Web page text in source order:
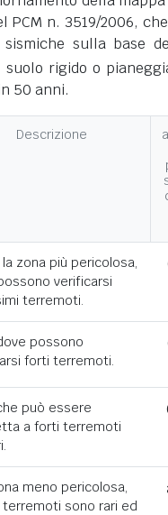
PCM n. 3519/2006,
sulla base
suolo rigido o
50 anni.
Descrizione
la zona più pericolosa,
verificarsi
terremoti.
possono
forti terremoti.
può essere
a forti terremoti
meno pericolosa,
terremoti sono rari ed